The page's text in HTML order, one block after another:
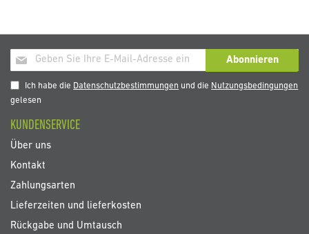
Melden
Sie
sich
für
Newsletter
an:
Abonnieren
Ich habe die Datenschutzbestimmungen und die Nutzungsbedingungen
gelesen
KUNDENSERVICE
Über uns
Kontakt
Zahlungsarten
Lieferzeiten und lieferkosten
Rückgabe und Umtausch